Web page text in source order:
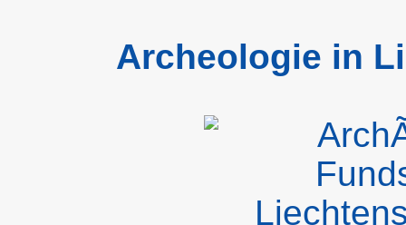
Archeologie in